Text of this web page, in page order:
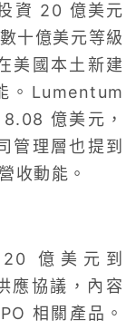
資 20 億美元
十億美元等級
美國本土新建
。Lumentum
億美元，
管理層也提到
收動能。
億美元到
應協議，內容
相關產品。